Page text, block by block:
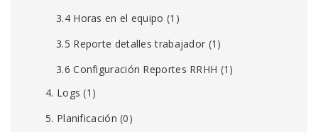
3.4 Horas en el equipo (1)
3.5 Reporte detalles trabajador (1)
3.6 Configuración Reportes RRHH (1)
4. Logs (1)
5. Planificación (0)